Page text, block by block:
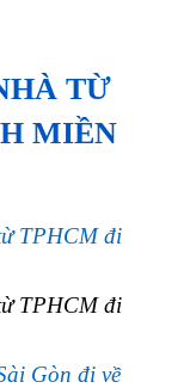
TỪ
MIỀN
TPHCM đi
TPHCM đi
Gòn đi về